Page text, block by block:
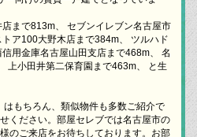
まで813m、 セブンイレブン名古屋市
ア100大野木店まで384m、 ツルハド
用金庫名古屋山田支店まで468m、 名
上小田井第二保育園まで463m、 と生
はもちろん、類似物件も多数ご紹介で
ください。部屋セレブでは名古屋市の
のご来店をお待ちしております。お部